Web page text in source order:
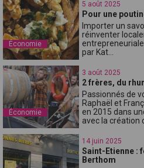
Économie
5 août 2025
Pour une
Importer un
réinventer
par Kat...
Économie
3 août 2025
2 frères, du
Passionnés de
Raphaël et
en 2015 dans
avec la création
14 juin 2025
Saint-Etienne :
Berthom